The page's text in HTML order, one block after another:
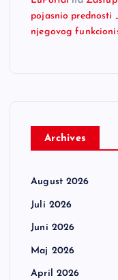
pojasnio prednosti
njegovog
Archives
August 2026
Juli 2026
Juni 2026
Maj 2026
April 2026